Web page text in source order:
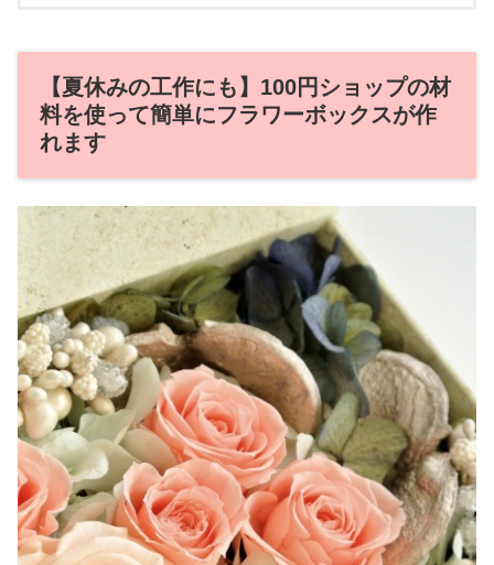
【夏休みの工作にも】100円ショップの材
料を使って簡単にフラワーボックスが作
れます